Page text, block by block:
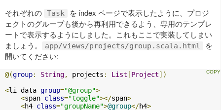
それぞれの Task
を index ページで表示したように、プロジ
ェクトのグループも後から再利用できるよう、専用のテンプレ
ートで表示するようにしました。これもここで実装してしまい
ましょう。
app/views/projects/group.scala.html
を
開いてください:
@(group: String, projects : List [Project])
<li data-group="@group">
<span class="toggle"></span>
<h4 class="groupName">@group</h4>